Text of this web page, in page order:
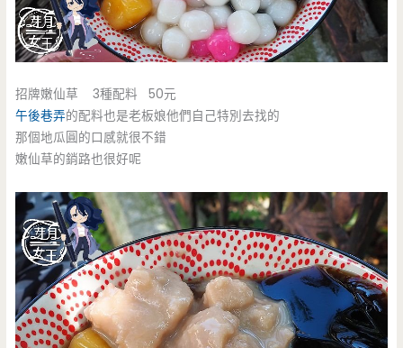
招牌嫩仙草 3種配料 50元
午後巷弄的配料也是老板娘他們自己特別去找的
那個地瓜圓的口感就很不錯
嫩仙草的銷路也很好呢